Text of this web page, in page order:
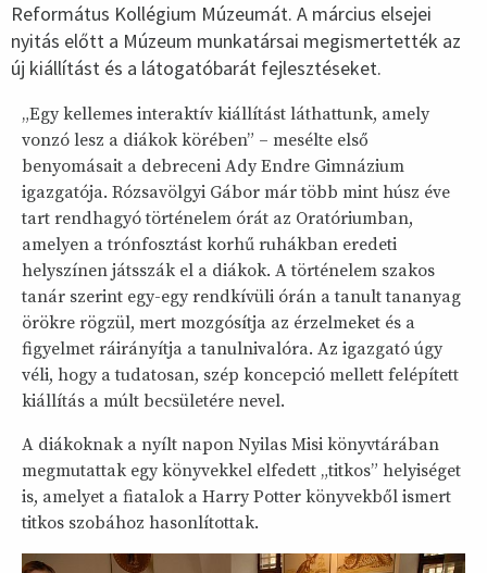
Református Kollégium Múzeumát. A március elsejei
nyitás előtt a Múzeum munkatársai megismertették az
új kiállítást és a látogatóbarát fejlesztéseket.
„Egy kellemes interaktív kiállítást láthattunk, amely
vonzó lesz a diákok körében” – mesélte első
benyomásait a debreceni Ady Endre Gimnázium
igazgatója. Rózsavölgyi Gábor már több mint húsz éve
tart rendhagyó történelem órát az Oratóriumban,
amelyen a trónfosztást korhű ruhákban eredeti
helyszínen játsszák el a diákok. A történelem szakos
tanár szerint egy-egy rendkívüli órán a tanult tananyag
örökre rögzül, mert mozgósítja az érzelmeket és a
figyelmet ráirányítja a tanulnivalóra. Az igazgató úgy
véli, hogy a tudatosan, szép koncepció mellett felépített
kiállítás a múlt becsületére nevel.
A diákoknak a nyílt napon Nyilas Misi könyvtárában
megmutattak egy könyvekkel elfedett „titkos” helyiséget
is, amelyet a fiatalok a Harry Potter könyvekből ismert
titkos szobához hasonlítottak.